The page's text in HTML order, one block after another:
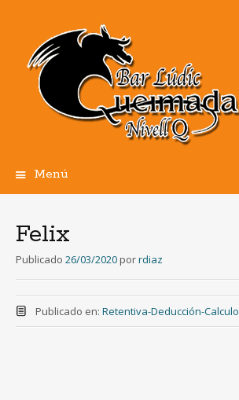
Menú
Felix
Publicado 26/03/2020 porrdiaz
Publicado en: Retentiva-Deducción-Calculo